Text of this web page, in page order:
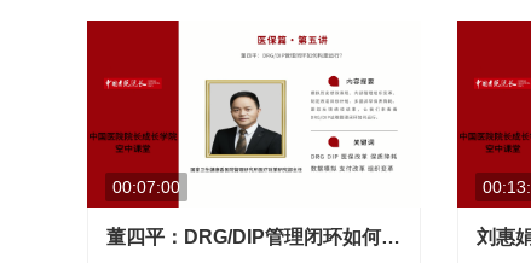
00:07:00
董四平：DRG/DIP管理闭环如何构建运行？